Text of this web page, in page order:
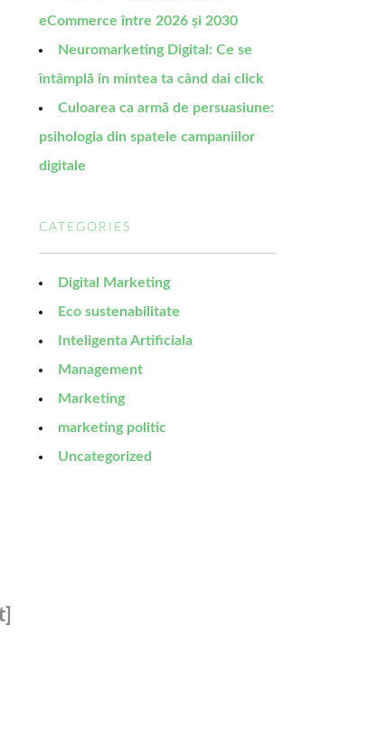
eCommerce între 2026 și 2030
Neuromarketing Digital: Ce se
întâmplă în mintea ta când dai click
Culoarea ca armă de persuasiune:
psihologia din spatele campaniilor
digitale
CATEGORIES
Digital Marketing
Eco sustenabilitate
Inteligenta Artificiala
Management
Marketing
marketing politic
Uncategorized